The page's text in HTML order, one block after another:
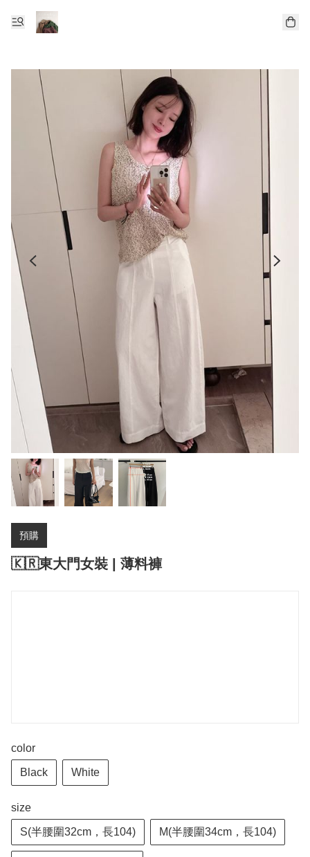
預購
🇰🇷東大門女裝 | 薄料褲
color
Black White
size
S(半腰圍32cm，長104) M(半腰圍34cm，長104)